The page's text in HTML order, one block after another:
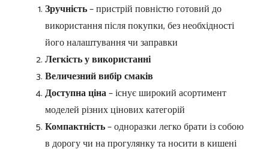
Зручність– пристрій повністю готовий до
використання після покупки, без необхідності
його налаштування чи заправки
Легкість у використанні
Величезний вибір смаків
Доступна ціна– існує широкий асортимент
моделей різних цінових категорій
Компактність– одноразки легко брати із собою
в дорогу чи на прогулянку та носити в кишені